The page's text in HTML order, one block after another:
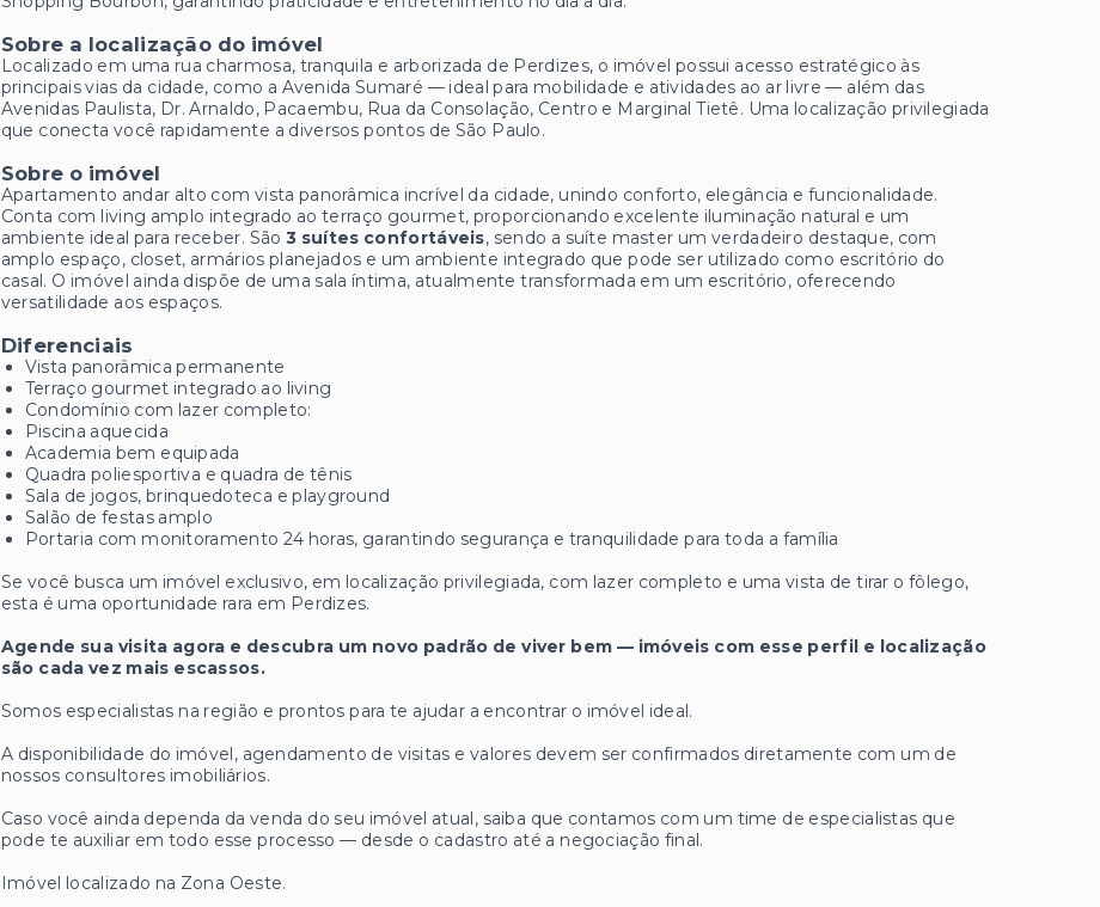
Sobre a localização do imóvel
Localizado em uma rua charmosa, tranquila e arborizada de Perdizes, o imóvel possui acesso estratégico às
principais vias da cidade, como a Avenida Sumaré — ideal para mobilidade e atividades ao ar livre — além das
Avenidas Paulista, Dr. Arnaldo, Pacaembu, Rua da Consolação, Centro e Marginal Tietê. Uma localização privilegiada
que conecta você rapidamente a diversos pontos de São Paulo.
Sobre o imóvel
Apartamento andar alto com vista panorâmica incrível da cidade, unindo conforto, elegância e funcionalidade.
Conta com living amplo integrado ao terraço gourmet, proporcionando excelente iluminação natural e um
ambiente ideal para receber. São 3 suítes confortáveis, sendo a suíte master um verdadeiro destaque, com
amplo espaço, closet, armários planejados e um ambiente integrado que pode ser utilizado como escritório do
casal. O imóvel ainda dispõe de uma sala íntima, atualmente transformada em um escritório, oferecendo
versatilidade aos espaços.
Diferenciais
Vista panorâmica permanente
Terraço gourmet integrado ao living
Condomínio com lazer completo:
Piscina aquecida
Academia bem equipada
Quadra poliesportiva e quadra de tênis
Sala de jogos, brinquedoteca e playground
Salão de festas amplo
Portaria com monitoramento 24 horas, garantindo segurança e tranquilidade para toda a família
Se você busca um imóvel exclusivo, em localização privilegiada, com lazer completo e uma vista de tirar o fôlego,
esta é uma oportunidade rara em Perdizes.
Agende sua visita agora e descubra um novo padrão de viver bem — imóveis com esse perfil e localização
são cada vez mais escassos.
Somos especialistas na região e prontos para te ajudar a encontrar o imóvel ideal.
A disponibilidade do imóvel, agendamento de visitas e valores devem ser confirmados diretamente com um de
nossos consultores imobiliários.
Caso você ainda dependa da venda do seu imóvel atual, saiba que contamos com um time de especialistas que
pode te auxiliar em todo esse processo — desde o cadastro até a negociação final.
Imóvel localizado na Zona Oeste.